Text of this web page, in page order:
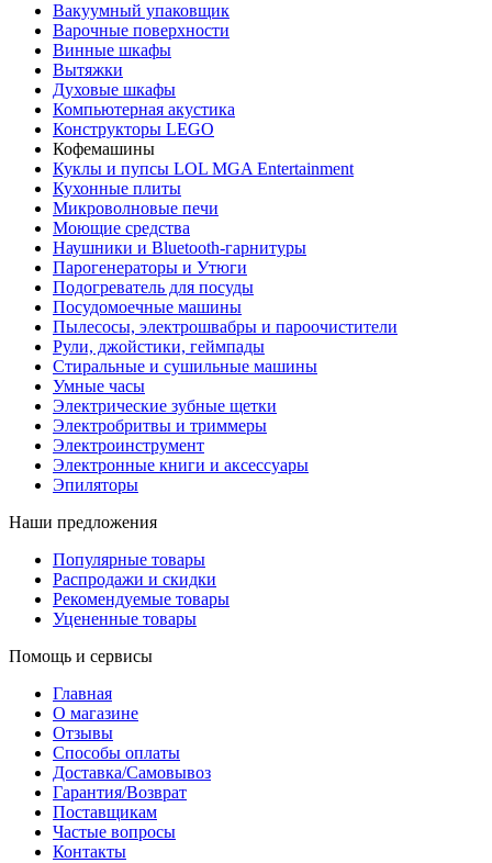
Вакуумный упаковщик
Варочные поверхности
Винные шкафы
Вытяжки
Духовые шкафы
Компьютерная акустика
Конструкторы LEGO
Кофемашины
Куклы и пупсы LOL MGA Entertainment
Кухонные плиты
Микроволновые печи
Моющие средства
Наушники и Bluetooth-гарнитуры
Парогенераторы и Утюги
Подогреватель для посуды
Посудомоечные машины
Пылесосы, электрошвабры и пароочистители
Рули, джойстики, геймпады
Стиральные и сушильные машины
Умные часы
Электрические зубные щетки
Электробритвы и триммеры
Электроинструмент
Электронные книги и аксессуары
Эпиляторы
Наши предложения
Популярные товары
Распродажи и скидки
Рекомендуемые товары
Уцененные товары
Помощь и сервисы
Главная
О магазине
Отзывы
Способы оплаты
Доставка/Самовывоз
Гарантия/Возврат
Поставщикам
Частые вопросы
Контакты